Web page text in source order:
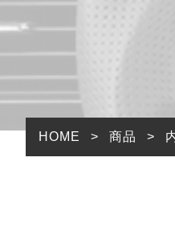
HOME > 商品 >